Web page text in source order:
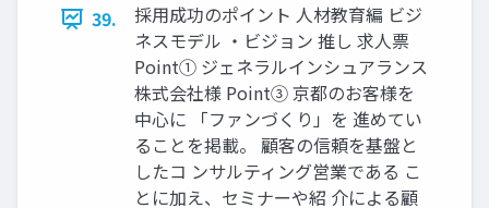
39.
採⽤成功のポイント ⼈材教育編 ビジ
ネスモデル ‧ビジョン 推し 求⼈票
Point① ジェネラルインシュアランス
株式会社様 Point③ 京都のお客様を
中⼼に 「ファンづくり」を 進めてい
ることを掲載。 顧客の信頼を基盤と
したコ ンサルティング営業である こ
とに加え、セミナーや紹 介による顧